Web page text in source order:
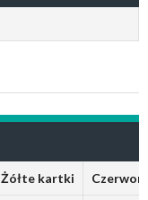
Żółte kartki